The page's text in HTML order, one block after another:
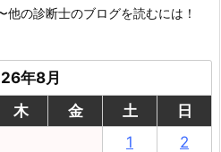
他の診断士のブログを読むには！
年8月
木 金 土
日
1
2